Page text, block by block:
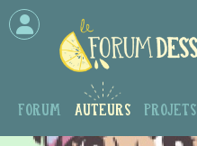
Forum Auteurs Projets